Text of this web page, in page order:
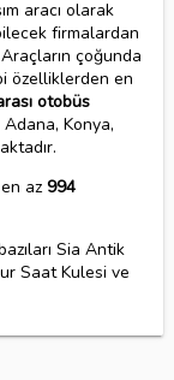
aracı olarak
firmalardan
Araçların çoğunda
özelliklerden en
otobüs
Konya,
az994
Sia Antik
Saat Kulesi ve